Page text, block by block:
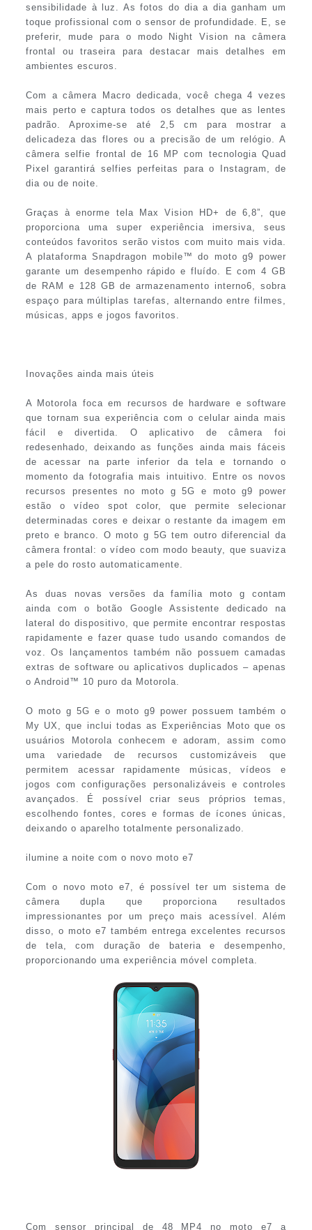
sensibilidade à luz. As fotos do dia a dia ganham um
toque profissional com o sensor de profundidade. E, se
preferir, mude para o modo Night Vision na câmera
frontal ou traseira para destacar mais detalhes em
ambientes escuros.
Com a câmera Macro dedicada, você chega 4 vezes
mais perto e captura todos os detalhes que as lentes
padrão. Aproxime-se até 2,5 cm para mostrar a
delicadeza das flores ou a precisão de um relógio. A
câmera selfie frontal de 16 MP com tecnologia Quad
Pixel garantirá selfies perfeitas para o Instagram, de
dia ou de noite.
Graças à enorme tela Max Vision HD+ de 6,8”, que
proporciona uma super experiência imersiva, seus
conteúdos favoritos serão vistos com muito mais vida.
A plataforma Snapdragon mobile™ do moto g9 power
garante um desempenho rápido e fluído. E com 4 GB
de RAM e 128 GB de armazenamento interno6, sobra
espaço para múltiplas tarefas, alternando entre filmes,
músicas, apps e jogos favoritos.
Inovações ainda mais úteis
A Motorola foca em recursos de hardware e software
que tornam sua experiência com o celular ainda mais
fácil e divertida. O aplicativo de câmera foi
redesenhado, deixando as funções ainda mais fáceis
de acessar na parte inferior da tela e tornando o
momento da fotografia mais intuitivo. Entre os novos
recursos presentes no moto g 5G e moto g9 power
estão o vídeo spot color, que permite selecionar
determinadas cores e deixar o restante da imagem em
preto e branco. O moto g 5G tem outro diferencial da
câmera frontal: o vídeo com modo beauty, que suaviza
a pele do rosto automaticamente.
As duas novas versões da família moto g contam
ainda com o botão Google Assistente dedicado na
lateral do dispositivo, que permite encontrar respostas
rapidamente e fazer quase tudo usando comandos de
voz. Os lançamentos também não possuem camadas
extras de software ou aplicativos duplicados – apenas
o Android™ 10 puro da Motorola.
O moto g 5G e o moto g9 power possuem também o
My UX, que inclui todas as Experiências Moto que os
usuários Motorola conhecem e adoram, assim como
uma variedade de recursos customizáveis que
permitem acessar rapidamente músicas, vídeos e
jogos com configurações personalizáveis e controles
avançados. É possível criar seus próprios temas,
escolhendo fontes, cores e formas de ícones únicas,
deixando o aparelho totalmente personalizado.
ilumine a noite com o novo moto e7
Com o novo moto e7, é possível ter um sistema de
câmera dupla que proporciona resultados
impressionantes por um preço mais acessível. Além
disso, o moto e7 também entrega excelentes recursos
de tela, com duração de bateria e desempenho,
proporcionando uma experiência móvel completa.
Com sensor principal de 48 MP4 no moto e7 a